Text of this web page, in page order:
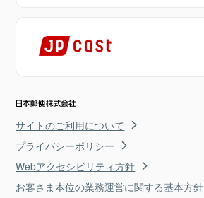
サイトのご利用について
プライバシーポリシー
Webアクセシビリティ方針
お客さま本位の業務運営に関する基本方針